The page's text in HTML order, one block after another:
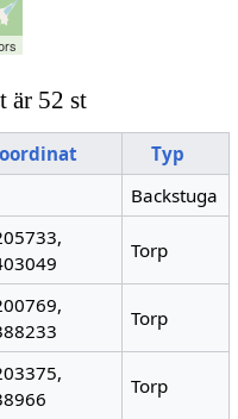
är 52 st
Typ
Backstuga
Torp
Torp
Torp